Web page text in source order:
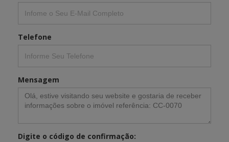
Telefone
Mensagem
Digite o código de confirmação: